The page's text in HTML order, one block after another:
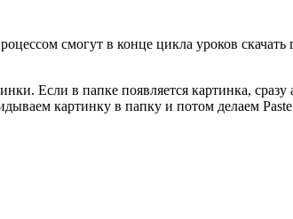
смогут в конце цикла уроков
Если в папке появляется картинка,
картинку в папку и потом делаем